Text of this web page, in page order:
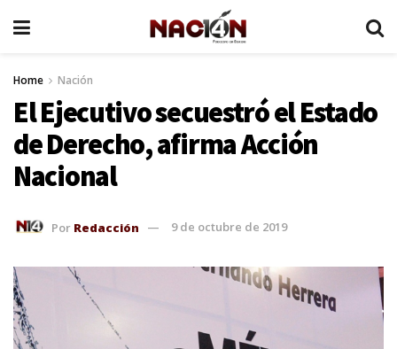
Home Nación
El Ejecutivo secuestró el Estado
de Derecho, afirma Acción
Nacional
Por Redacción 9 de octubre de 2019